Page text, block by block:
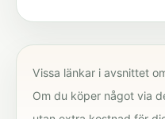
Vissa länkar i avsnittet
Om du köper något via